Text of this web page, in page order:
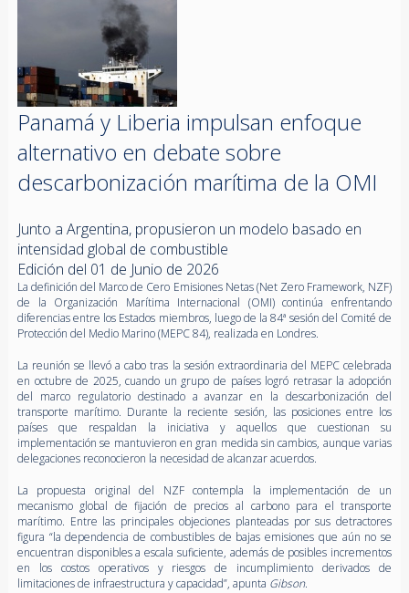
Panamá y Liberia impulsan enfoque
alternativo en debate sobre
descarbonización marítima de la OMI
Junto a Argentina, propusieron un modelo basado en
intensidad global de combustible
Edición del 01 de Junio de 2026
La definición del Marco de Cero Emisiones Netas (Net Zero Framework, NZF)
de la Organización Marítima Internacional (OMI) continúa enfrentando
diferencias entre los Estados miembros, luego de la 84ª sesión del Comité de
Protección del Medio Marino (MEPC 84), realizada en Londres.
La reunión se llevó a cabo tras la sesión extraordinaria del MEPC celebrada
en octubre de 2025, cuando un grupo de países logró retrasar la adopción
del marco regulatorio destinado a avanzar en la descarbonización del
transporte marítimo. Durante la reciente sesión, las posiciones entre los
países que respaldan la iniciativa y aquellos que cuestionan su
implementación se mantuvieron en gran medida sin cambios, aunque varias
delegaciones reconocieron la necesidad de alcanzar acuerdos.
La propuesta original del NZF contempla la implementación de un
mecanismo global de fijación de precios al carbono para el transporte
marítimo. Entre las principales objeciones planteadas por sus detractores
figura “la dependencia de combustibles de bajas emisiones que aún no se
encuentran disponibles a escala suficiente, además de posibles incrementos
en los costos operativos y riesgos de incumplimiento derivados de
limitaciones de infraestructura y capacidad”, apunta Gibson.